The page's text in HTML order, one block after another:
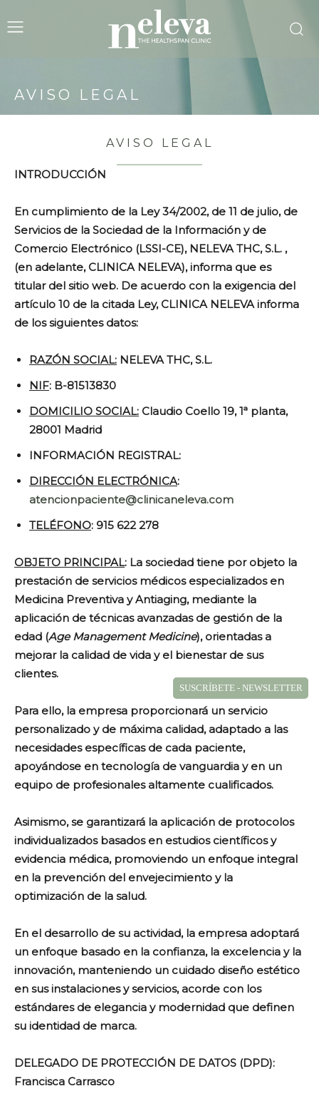
AVISO LEGAL
AVISO LEGAL
INTRODUCCIÓN
En cumplimiento de la Ley 34/2002, de 11 de julio, de
Servicios de la Sociedad de la Información y de
Comercio Electrónico (LSSI-CE), NELEVA THC, S.L. ,
(en adelante, CLINICA NELEVA), informa que es
titular del sitio web. De acuerdo con la exigencia del
artículo 10 de la citada Ley, CLINICA NELEVA informa
de los siguientes datos:
RAZÓN SOCIAL: NELEVA THC, S.L.
NIF: B-81513830
DOMICILIO SOCIAL: Claudio Coello 19, 1ª planta,
28001 Madrid
INFORMACIÓN REGISTRAL:
DIRECCIÓN ELECTRÓNICA:
atencionpaciente@clinicaneleva.com
TELÉFONO: 915 622 278
OBJETO PRINCIPAL: La sociedad tiene por objeto la
prestación de servicios médicos especializados en
Medicina Preventiva y Antiaging, mediante la
aplicación de técnicas avanzadas de gestión de la
edad (Age Management Medicine), orientadas a
mejorar la calidad de vida y el bienestar de sus
clientes.
Para ello, la empresa proporcionará un servicio
personalizado y de máxima calidad, adaptado a las
necesidades específicas de cada paciente,
apoyándose en tecnología de vanguardia y en un
equipo de profesionales altamente cualificados.
Asimismo, se garantizará la aplicación de protocolos
individualizados basados en estudios científicos y
evidencia médica, promoviendo un enfoque integral
en la prevención del envejecimiento y la
optimización de la salud.
En el desarrollo de su actividad, la empresa adoptará
un enfoque basado en la confianza, la excelencia y la
innovación, manteniendo un cuidado diseño estético
en sus instalaciones y servicios, acorde con los
estándares de elegancia y modernidad que definen
su identidad de marca.
DELEGADO DE PROTECCIÓN DE DATOS (DPD):
Francisca Carrasco
SUSCRÍBETE - NEWSLETTER